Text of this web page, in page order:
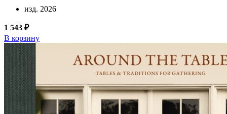
изд. 2026
1 543 ₽
В корзину